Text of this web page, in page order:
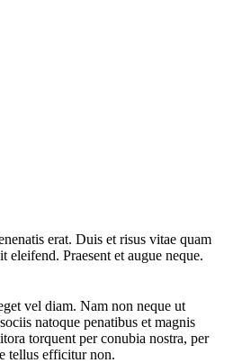
erat. Duis et risus vitae quam
Praesent et augue neque.
vel diam. Nam non neque ut
natoque penatibus et magnis
torquent per conubia nostra, per
tellus efficitur non.